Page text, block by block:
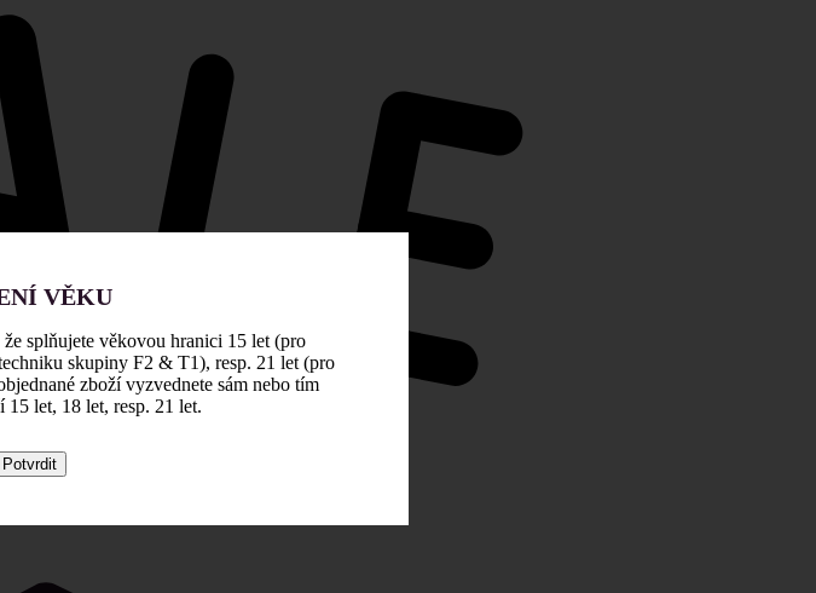
VĚKU
splňujete věkovou hranici 15 let (pro
skupiny F2 & T1), resp. 21 let (pro
zboží vyzvednete sám nebo tím
15 let, 18 let, resp. 21 let.
Potvrdit